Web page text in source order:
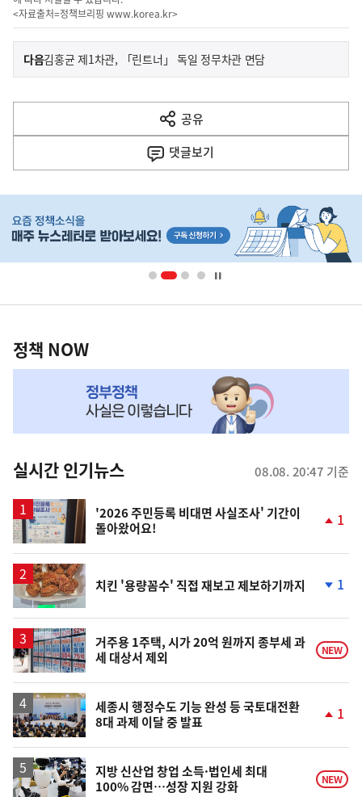
<자료출처=정책브리핑 www.korea.kr>
이
전
다
음
다음기
김홍균 제1차관, 「린트너」 독일 정무차관 면담
공유
열
기
댓글보기
단
영
책
NOW,
뉴
스
정책 NOW
실시간 인기뉴스 08.08. 20:47 기준
'2026 주민등록 비대면 사실조사' 기간이
돌아왔어요!
상
1
치킨 '용량꼼수' 직접 재보고 제보하기까지
하
락
1
거주용 1주택, 시가 20억 원까지 종부세 과
세 대상서 제외
NEW
세종시 행정수도 기능 완성 등 국토대전환
8대 과제 이달 중 발표
상
승
1
지방 신산업 창업 소득·법인세 최대
100% 감면…성장 지원 강화
NEW